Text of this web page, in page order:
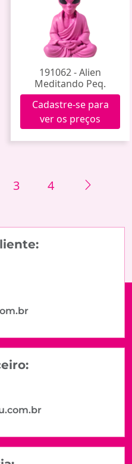
191062 - Alien
Meditando Peq.
Cadastre-se para
ver os preços
3 4